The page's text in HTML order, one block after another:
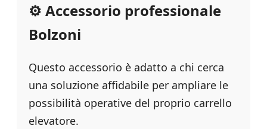
⚙️ Accessorio professionale
Bolzoni
Questo accessorio è adatto a chi cerca
una soluzione affidabile per ampliare le
possibilità operative del proprio carrello
elevatore.